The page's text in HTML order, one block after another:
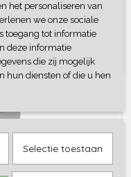
Save
het personaliseren van
we onze sociale
toegang tot informatie
deze informatie
die zij mogelijk
hun diensten of die u hen
Selectie toestaan